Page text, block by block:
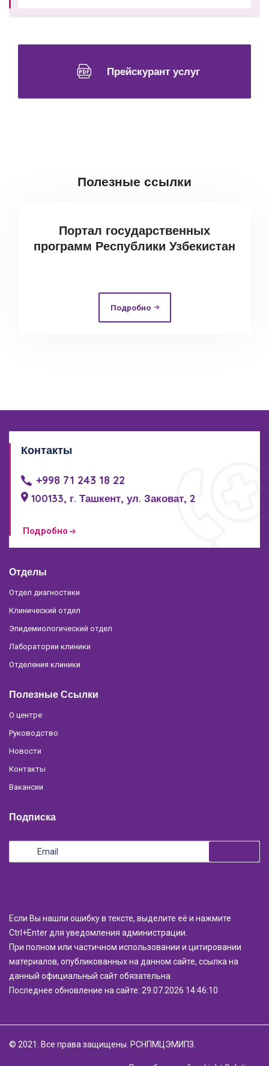
Прейскурант услуг
Полезные ссылки
Портал государственных
программ Республики Узбекистан
Подробно
Контакты
+998 71 243 18 22
100133, г. Ташкент, ул. Заковат, 2
Подробно
Отделы
Отдел диагностики
Клинический отдел
Эпидемиологический отдел
Лаборатории клиники
Отделения клиники
Полезные Ссылки
О центре
Руководство
Новости
Контакты
Вакансии
Подписка
Если Вы нашли ошибку в тексте, выделите её и нажмите
Ctrl+Enter для уведомления администрации.
При полном или частичном использовании и цитировании
материалов, опубликованных на данном сайте, ссылка на
данный официальный сайт обязательна.
Последнее обновление на сайте: 29.07.2026 14:46:10
© 2021. Все права защищены. РСНПМЦЭМИПЗ.